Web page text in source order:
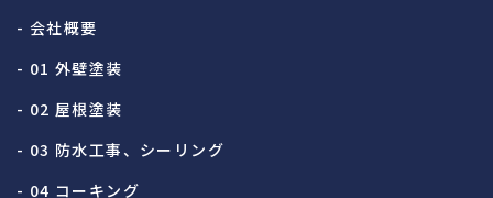
- 会社概要
- 01 外壁塗装
- 02 屋根塗装
- 03 防水工事、シーリング
- 04 コーキング